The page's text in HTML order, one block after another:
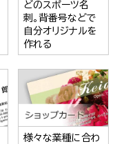
どのスポーツ名
刺。背番号などで
自分オリジナルを
作れる
様々な業種に合わ